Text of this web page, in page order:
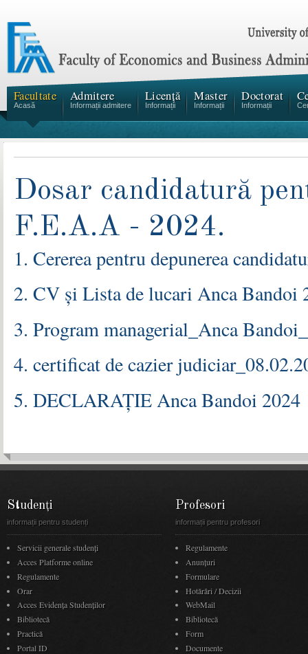
Facultate
Acasă
Admitere
Informații admitere
Licență
Informații
Master
Informații
Doctorat
Informații
Dosar candidatură
F.E.A.A - 2024.
1. Cererea pentru depunerea
2. CV și Lista de lucari Anca Bandoi
3. Program managerial_Anca
4. certificat de cazier
5. DECLARAȚIE Anca Bandoi 2024
Studenți
informații pentru studenți
Servicii generale studenți
Acces Platforme online
Regulamente
Orar
Acces Evidenţa Studenţilor
Bibliotecă
Practică
Portal ID
Profesori
informații pentru profesori
Regulamente
Anunţuri
Formulare
Hotărâri / Decizii
WebMail
Bibliotecă
Form
Documente